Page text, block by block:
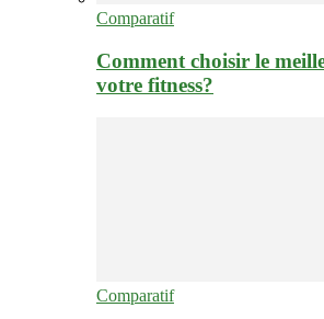
Comparatif
Comment choisir le
votre fitness?
Comparatif